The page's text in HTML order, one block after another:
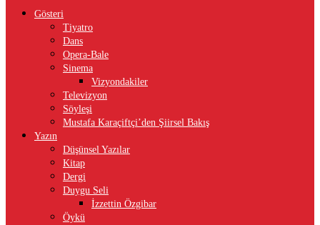
Gösteri
Tiyatro
Dans
Opera-Bale
Sinema
Vizyondakiler
Televizyon
Söyleşi
Mustafa Karaçiftçi’den Şiirsel Bakış
Yazın
Düşünsel Yazılar
Kitap
Dergi
Duygu Seli
İzzettin Özgibar
Öykü